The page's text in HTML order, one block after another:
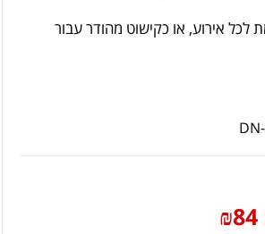
אירוע, או כקישוט מהודר עבור
₪84